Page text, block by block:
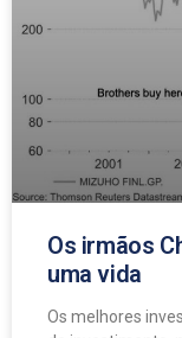
Os irmãos
uma vida
Os melhores